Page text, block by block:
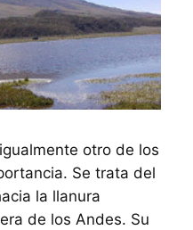
otro de los
Se trata del
la llanura
de los Andes. Su